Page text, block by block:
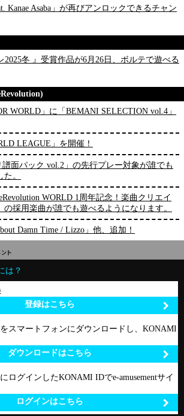
Kanae Asaba」が再びアンロックできるチャン
2025冬 』受賞作品が6月26日、ボルテで遊べる
WORLD」に「BEMANI SELECTION vol.4」
LEAGUE」を開催！
面パック vol.2」の先行プレー対象が誰でも
。
WORLD 1周年記念！楽曲クリエイ
の採用楽曲が誰でも遊べるようになります。
Damn Time / Lizzo」他、追加！
は？
登録はこちら
をスマートフォンにダウンロードし、KONAMI
ダウンロードはこちら
ログインしたKONAMI IDでe-amusementサイ
ログインはこちら